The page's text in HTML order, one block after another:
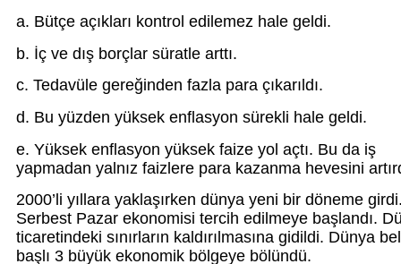
a. Bütçe açıkları kontrol edilemez hale geldi.
b. İç ve dış borçlar süratle arttı.
c. Tedavüle gereğinden fazla para çıkarıldı.
d. Bu yüzden yüksek enflasyon sürekli hale geldi.
e. Yüksek enflasyon yüksek faize yol açtı. Bu da iş
yapmadan yalnız faizlere para kazanma hevesini
2000’li yıllara yaklaşırken dünya yeni bir döneme
Serbest Pazar ekonomisi tercih edilmeye başlandı.
ticaretindeki sınırların kaldırılmasına gidildi. Dünya
başlı 3 büyük ekonomik bölgeye bölündü.